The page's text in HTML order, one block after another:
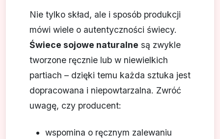
Nie tylko skład, ale i sposób produkcji
mówi wiele o autentyczności świecy.
Świece sojowe naturalne są zwykle
tworzone ręcznie lub w niewielkich
partiach – dzięki temu każda sztuka jest
dopracowana i niepowtarzalna. Zwróć
uwagę, czy producent:
wspomina o ręcznym zalewaniu